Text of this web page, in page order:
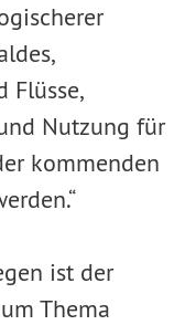
Flüsse,
Nutzung für
kommenden
ist der
Thema